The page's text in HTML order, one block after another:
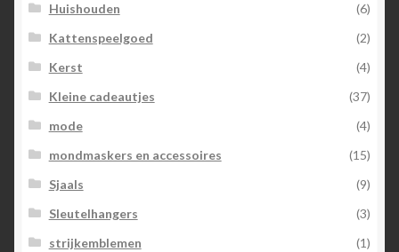
Huishouden
(6)
Kattenspeelgoed
(2)
Kerst
(4)
Kleine cadeautjes
(37)
mode
(4)
mondmaskers en accessoires
(15)
Sjaals
(9)
Sleutelhangers
(3)
strijkemblemen
(1)